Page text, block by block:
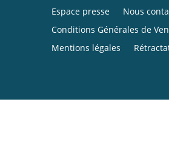
Espace presse
Nous
Conditions Générales de
Mentions légales